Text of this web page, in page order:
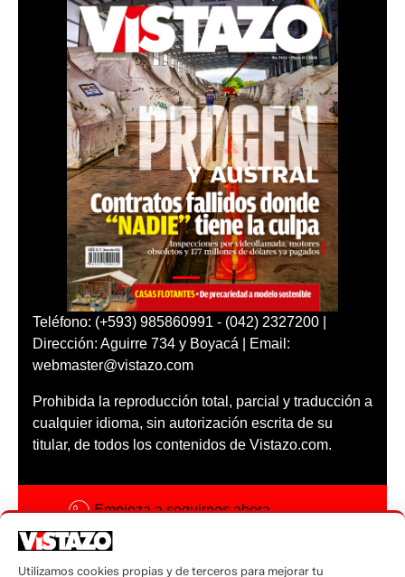
Teléfono: (+593) 985860991 - (042) 2327200 |
Dirección: Aguirre 734 y Boyacá | Email:
webmaster@vistazo.com
Prohibida la reproducción total, parcial y traducción a
cualquier idioma, sin autorización escrita de su
titular, de todos los contenidos de Vistazo.com.
Empieza a seguirnos ahora
Código ética
Utilizamos cookies propias y de terceros para mejorar tu